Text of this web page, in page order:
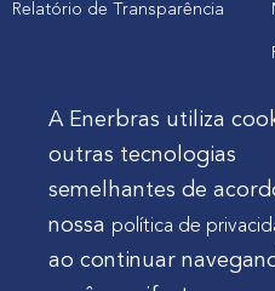
Relatório de Transparência
Cliente
Onde comprar produtos
Quero Enerbras na minha loja
A Enerbras utiliza
outras tecnologias
semelhantes de
nossa política de
ao continuar